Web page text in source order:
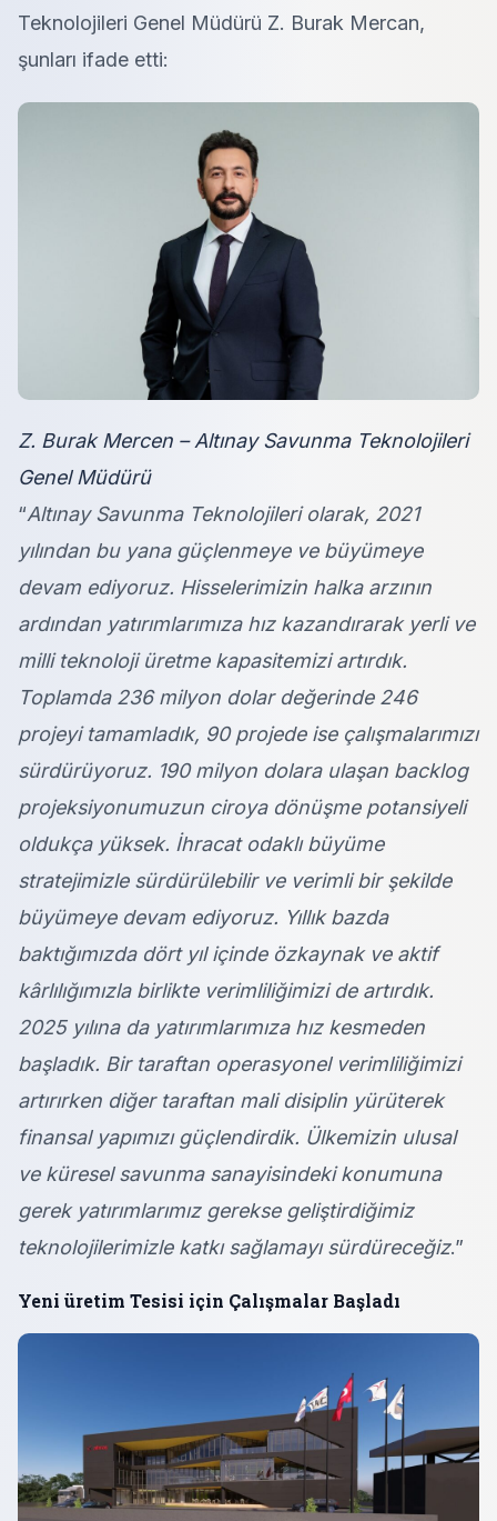
Teknolojileri Genel Müdürü Z. Burak Mercan,
şunları ifade etti:
Z. Burak Mercen – Altınay Savunma Teknolojileri
Genel Müdürü
“Altınay Savunma Teknolojileri olarak, 2021
yılından bu yana güçlenmeye ve büyümeye
devam ediyoruz. Hisselerimizin halka arzının
ardından yatırımlarımıza hız kazandırarak yerli ve
milli teknoloji üretme kapasitemizi artırdık.
Toplamda 236 milyon dolar değerinde 246
projeyi tamamladık, 90 projede ise çalışmalarımızı
sürdürüyoruz. 190 milyon dolara ulaşan backlog
projeksiyonumuzun ciroya dönüşme potansiyeli
oldukça yüksek. İhracat odaklı büyüme
stratejimizle sürdürülebilir ve verimli bir şekilde
büyümeye devam ediyoruz. Yıllık bazda
baktığımızda dört yıl içinde özkaynak ve aktif
kârlılığımızla birlikte verimliliğimizi de artırdık.
2025 yılına da yatırımlarımıza hız kesmeden
başladık. Bir taraftan operasyonel verimliliğimizi
artırırken diğer taraftan mali disiplin yürüterek
finansal yapımızı güçlendirdik. Ülkemizin ulusal
ve küresel savunma sanayisindeki konumuna
gerek yatırımlarımız gerekse geliştirdiğimiz
teknolojilerimizle katkı sağlamayı sürdüreceğiz.”
Yeni üretim Tesisi için Çalışmalar Başladı